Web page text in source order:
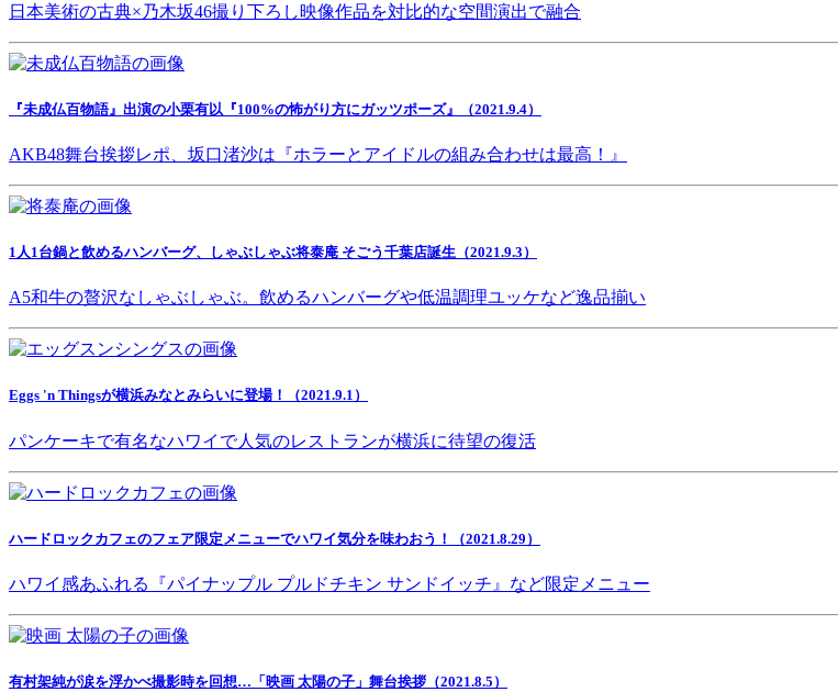
日本美術の古典×乃木坂46撮り下ろし映像作品を対比的な空間演出で融合
『未成仏百物語』出演の小栗有以『100%の怖がり方にガッツポーズ』（2021.9.4）
AKB48舞台挨拶レポ、坂口渚沙は『ホラーとアイドルの組み合わせは最高！』
1人1台鍋と飲めるハンバーグ、しゃぶしゃぶ将泰庵 そごう千葉店誕生（2021.9.3）
A5和牛の贅沢なしゃぶしゃぶ。飲めるハンバーグや低温調理ユッケなど逸品揃い
Eggs 'n Thingsが横浜みなとみらいに登場！（2021.9.1）
パンケーキで有名なハワイで人気のレストランが横浜に待望の復活
ハードロックカフェのフェア限定メニューでハワイ気分を味わおう！（2021.8.29）
ハワイ感あふれる『パイナップル プルドチキン サンドイッチ』など限定メニュー
有村架純が涙を浮かべ撮影時を回想…「映画 太陽の子」舞台挨拶（2021.8.5）